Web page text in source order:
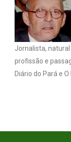
Jornalista,
profissão e
Diário do Pará e O